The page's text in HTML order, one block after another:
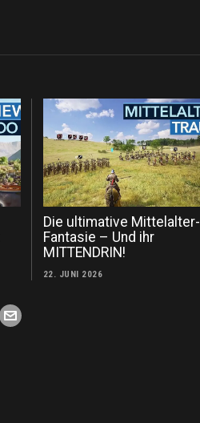
Die ultimative Mittelalter-
Fantasie – Und ihr
MITTENDRIN!
22. JUNI 2026